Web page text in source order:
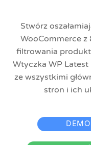
Stwórz
WooCommerce
filtrowania
Wtyczka WP
ze wszystkimi
stron i ich